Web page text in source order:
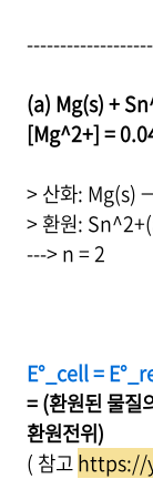
(a) Mg(s) +
[Mg^2+] =
> 산화: Mg(s)
> 환원:
---> n = 2
E°_cell =
= (환원된 물질
환원전위)
( 참고https://